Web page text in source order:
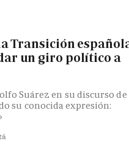
Transición
un giro político a
Suárez en su discurso de
su conocida expresión: